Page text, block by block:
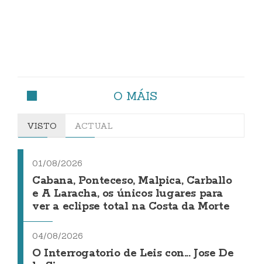
O MÁIS
VISTO ACTUAL
01/08/2026
Cabana, Ponteceso, Malpica, Carballo
e A Laracha, os únicos lugares para
ver a eclipse total na Costa da Morte
04/08/2026
O Interrogatorio de Leis con... Jose De